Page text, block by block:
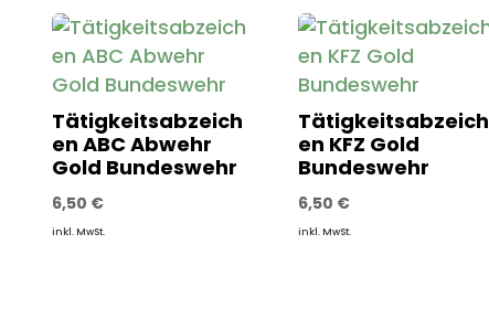
Tätigkeitsabzeich
en ABC Abwehr
Gold Bundeswehr
6,50 €
inkl. MwSt.
Tätigkeitsabzeich
en KFZ Gold
Bundeswehr
6,50 €
inkl. MwSt.